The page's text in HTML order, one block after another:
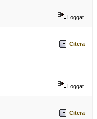
Loggat
Citera
Loggat
Citera